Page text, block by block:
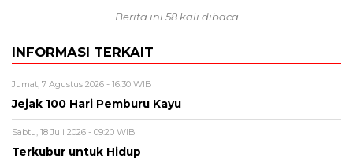
Berita ini 58 kali dibaca
INFORMASI TERKAIT
Jumat, 7 Agustus 2026 - 16:30 WIB
Jejak 100 Hari Pemburu Kayu
Sabtu, 18 Juli 2026 - 09:20 WIB
Terkubur untuk Hidup